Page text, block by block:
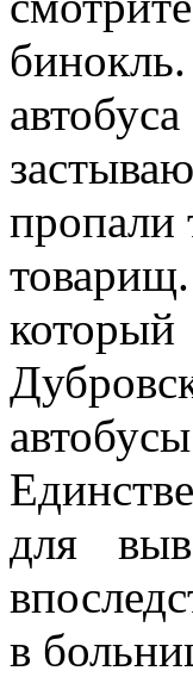
пропали
для
в